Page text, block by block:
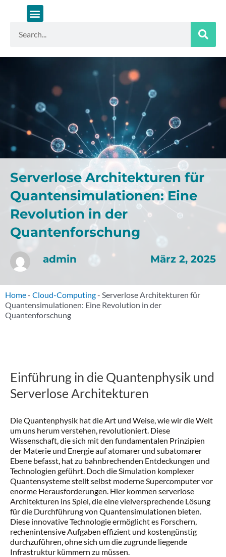
Suche
Serverlose Architekturen für
Quantensimulationen: Eine
Revolution in der
Quantenforschung
admin März 2, 2025
Home- Cloud-Computing- Serverlose Architekturen für
Quantensimulationen: Eine Revolution in der
Quantenforschung
Einführung in die Quantenphysik und
Serverlose Architekturen
Die Quantenphysik hat die Art und Weise, wie wir die Welt
um uns herum verstehen, revolutioniert. Diese
Wissenschaft, die sich mit den fundamentalen Prinzipien
der Materie und Energie auf atomarer und subatomarer
Ebene befasst, hat zu bahnbrechenden Entdeckungen und
Technologien geführt. Doch die Simulation komplexer
Quantensysteme stellt selbst moderne Supercomputer vor
enorme Herausforderungen. Hier kommen serverlose
Architekturen ins Spiel, die eine vielversprechende Lösung
für die Durchführung von Quantensimulationen bieten.
Diese innovative Technologie ermöglicht es Forschern,
rechenintensive Aufgaben effizient und kostengünstig
durchzuführen, ohne sich um die zugrunde liegende
Infrastruktur kümmern zu müssen.